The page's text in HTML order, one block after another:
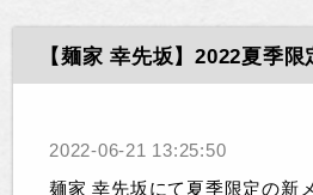
【麺家 幸先坂】2022夏季
2022-06-21 13:25:50
麺家 幸先坂にて夏季限定の新